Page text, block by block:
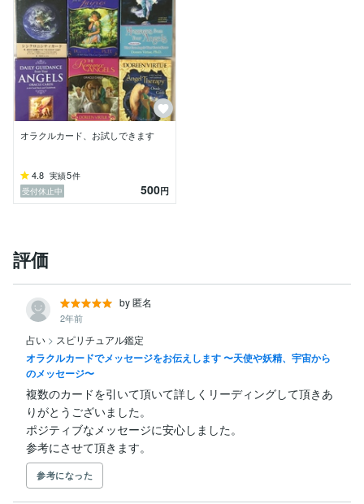
オラクルカード、お試しできます
4.8 実績5件
受付休止中
500円
評価
by 匿名
2年前
占い > スピリチュアル鑑定
オラクルカードでメッセージをお伝えします 〜天使や妖精、宇宙から
のメッセージ〜
複数のカードを引いて頂いて詳しくリーディングして頂きあ
りがとうございました。
ポジティブなメッセージに安心しました。
参考にさせて頂きます。
参考になった